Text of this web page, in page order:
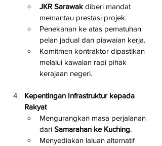
JKR Sarawak diberi mandat
memantau prestasi projek.
Penekanan ke atas pematuhan
pelan jadual dan piawaian kerja.
Komitmen kontraktor dipastikan
melalui kawalan rapi pihak
kerajaan negeri.
Kepentingan Infrastruktur kepada
Rakyat
Mengurangkan masa perjalanan
dari Samarahan ke Kuching.
Menyediakan laluan alternatif